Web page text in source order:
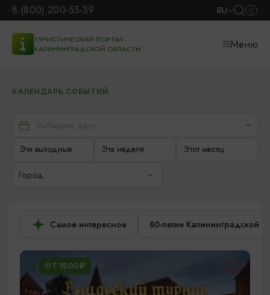
8 (800) 200-55-39 RU
ТУРИСТИЧЕСКИЙ ПОРТАЛ
КАЛИНИНГРАДСКОЙ ОБЛАСТИ
Меню
КАЛЕНДАРЬ СОБЫТИЙ
Эти выходные Эта неделя Этот месяц
Город
Самое интересное 80-летие Калининградской
ОТ 1500₽